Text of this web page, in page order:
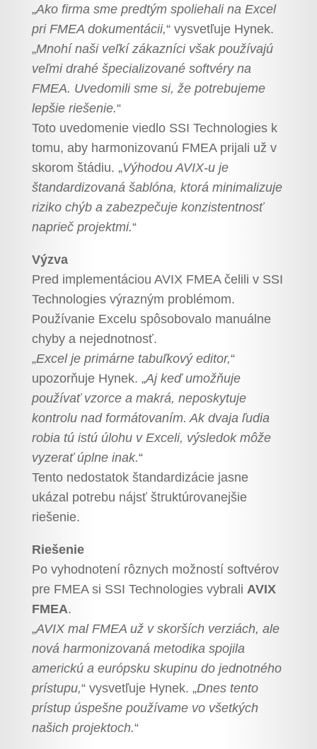
„Ako firma sme predtým spoliehali na Excel
pri FMEA dokumentácii,“ vysvetľuje Hynek.
„Mnohí naši veľkí zákazníci však používajú
veľmi drahé špecializované softvéry na
FMEA. Uvedomili sme si, že potrebujeme
lepšie riešenie.“
Toto uvedomenie viedlo SSI Technologies k
tomu, aby harmonizovanú FMEA prijali už v
skorom štádiu. „Výhodou AVIX-u je
štandardizovaná šablóna, ktorá minimalizuje
riziko chýb a zabezpečuje konzistentnosť
naprieč projektmi.“
Výzva
Pred implementáciou AVIX FMEA čelili v SSI
Technologies výrazným problémom.
Používanie Excelu spôsobovalo manuálne
chyby a nejednotnosť.
„Excel je primárne tabuľkový editor,“
upozorňuje Hynek. „Aj keď umožňuje
používať vzorce a makrá, neposkytuje
kontrolu nad formátovaním. Ak dvaja ľudia
robia tú istú úlohu v Exceli, výsledok môže
vyzerať úplne inak.“
Tento nedostatok štandardizácie jasne
ukázal potrebu nájsť štruktúrovanejšie
riešenie.
Riešenie
Po vyhodnotení rôznych možností softvérov
pre FMEA si SSI Technologies vybrali AVIX
FMEA.
„AVIX mal FMEA už v skorších verziách, ale
nová harmonizovaná metodika spojila
americkú a európsku skupinu do jednotného
prístupu,“ vysvetľuje Hynek. „Dnes tento
prístup úspešne používame vo všetkých
našich projektoch.“